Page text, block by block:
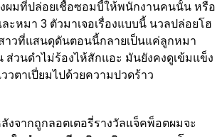
ผมที่ปล่อยเชื้อซอมบี้ให้พนักงานคนนั้น หรือ
ะหมา 3 ตัวมาเจอเรื่องแบบนี้ นวลปล่อยโฮ
าวที่แสนดุดันตอนนี้กลายเป็นแค่ลูกหมา
ส่วนดำไม่ร้องไห้สักแอะ มันยังคงดูเข้มแข็ง
วตาเปี่ยมไปด้วยความปวดร้าว
ากถูกลอตเตอรี่รางวัลแจ็คพ็อตผมจะ